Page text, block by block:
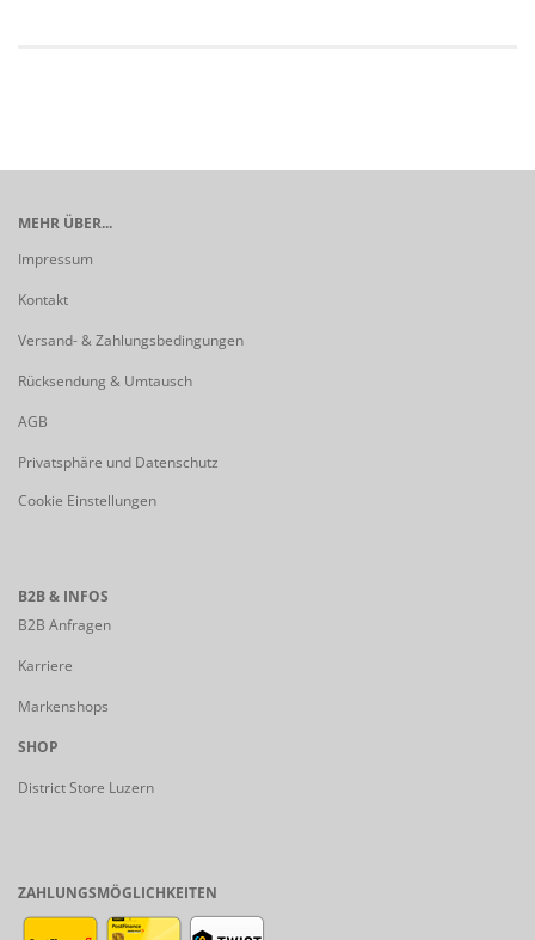
MEHR ÜBER...
Impressum
Kontakt
Versand- & Zahlungsbedingungen
Rücksendung & Umtausch
AGB
Privatsphäre und Datenschutz
Cookie Einstellungen
B2B & INFOS
B2B Anfragen
Karriere
Markenshops
SHOP
District Store Luzern
ZAHLUNGSMÖGLICHKEITEN